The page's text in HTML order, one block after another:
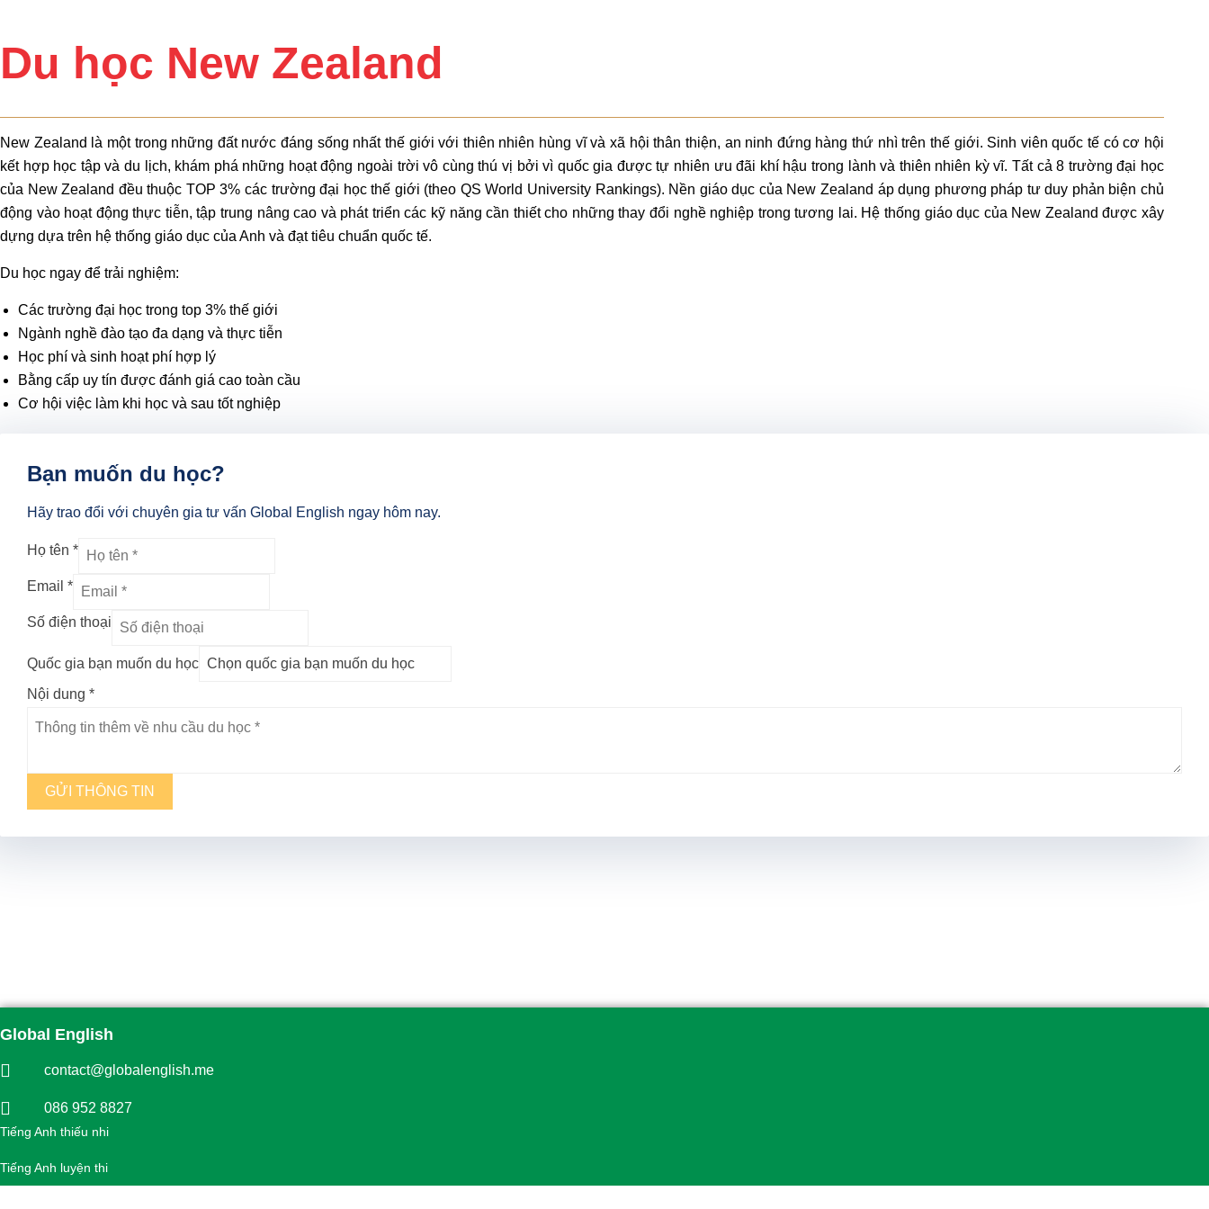
Du học New Zealand
New Zealand là một trong những đất nước đáng sống nhất thế giới với thiên nhiên hùng vĩ và xã hội thân thiện, an ninh đứng hàng thứ nhì trên thế giới. Sinh viên quốc tế có cơ hội
kết hợp học tập và du lịch, khám phá những hoạt động ngoài trời vô cùng thú vị bởi vì quốc gia được tự nhiên ưu đãi khí hậu trong lành và thiên nhiên kỳ vĩ. Tất cả 8 trường đại học
của New Zealand đều thuộc TOP 3% các trường đại học thế giới (theo QS World University Rankings). Nền giáo dục của New Zealand áp dụng phương pháp tư duy phản biện chủ
động vào hoạt động thực tiễn, tập trung nâng cao và phát triển các kỹ năng cần thiết cho những thay đổi nghề nghiệp trong tương lai. Hệ thống giáo dục của New Zealand được xây
dựng dựa trên hệ thống giáo dục của Anh và đạt tiêu chuẩn quốc tế.
Du học ngay để trải nghiệm:
Các trường đại học trong top 3% thế giới
Ngành nghề đào tạo đa dạng và thực tiễn
Học phí và sinh hoạt phí hợp lý
Bằng cấp uy tín được đánh giá cao toàn cầu
Cơ hội việc làm khi học và sau tốt nghiệp
Bạn muốn du học?
Hãy trao đổi với chuyên gia tư vấn Global English ngay hôm nay.
Họ tên *
Email *
Số điện thoại
Quốc gia bạn muốn du học
Nội dung *
GỬI THÔNG TIN
Global English
contact@globalenglish.me
086 952 8827
Tiếng Anh thiếu nhi
Tiếng Anh luyện thi